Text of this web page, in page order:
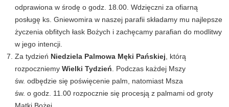
odprawiona w środę o godz. 18.00. Wdzięczni za ofiarną
posługę ks. Gniewomira w naszej parafii składamy mu najlepsze
życzenia obfitych łask Bożych i zachęcamy parafian do modlitwy
w jego intencji.
Za tydzień Niedziela Palmowa Męki Pańskiej , którą
rozpoczniemyWielki Tydzień . Podczas każdej Mszy
św. odbędzie się poświęcenie palm, natomiast Msza
św. o godz. 11.00 rozpocznie się procesją z palmami od groty
Matki Bożej.